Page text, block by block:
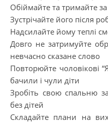
Обіймайте та тримайте
Зустрічайте його після
Надсилайте йому теплі
Довго не затримуйте
невчасно сказане слово
Повторюйте чоловікові
бачили і чули діти
Зробіть свою спальню
без дітей
Складайте плани на